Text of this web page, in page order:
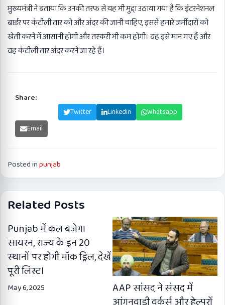
मु़ख्यमंत्री ने बताया कि उनकी तरफ से यह भी मुद्दा उठाया गया है कि इंटरनेशनल
बार्डर पर कंटीली तार को और अंदर की जानी चाहिए, इससे हमारे जमींदारों को
खेती करने में आसानी होगी और तस्करी भी कम होगी। वह इसे मान गए हैं और
वह कंटीली तार अंदर करने जा रहे हैं।
Share:
Twitter Linkedin
Whatsapp
Email
Posted inpunjab
Related Posts
Punjab में कल बजेगा
सायरन, राज्य के इन 20
स्थानों पर होगी मॉक ड्रिल, देखें
पूरी लिस्ट।
May 6, 2025
AAP सांसद ने संसद में